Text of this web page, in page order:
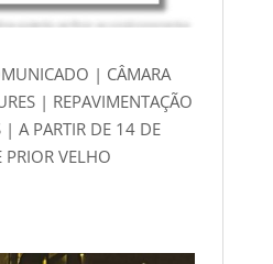
| CÂMARA
| REPAVIMENTAÇÃO
| A PARTIR DE 14 DE
VELHO